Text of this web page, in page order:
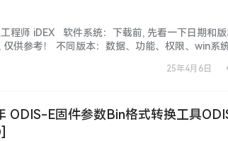
程师 iDEX 软件系统：下载前, 先看一下日期和
供参考！ 不同版本：数据、功能、权限、win系
！ 本站资源：都来之不易，都在为…...25年4月6日
ODIS-E固件参数Bin格式转换工具